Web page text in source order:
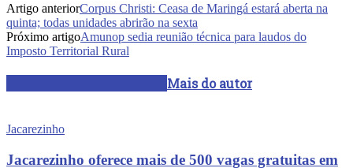
Artigo anteriorCorpus Christi: Ceasa de Maringá estará aberta na
quinta; todas unidades abrirão na sexta
Próximo artigoAmunop sedia reunião técnica para laudos do
Imposto Territorial Rural
Mais do autor
Jacarezinho
Jacarezinho oferece mais de 500 vagas gratuitas em